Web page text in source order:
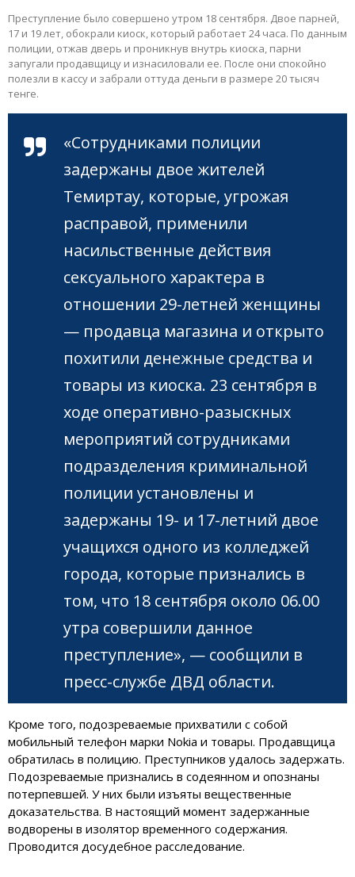
Преступление было совершено утром 18 сентября. Двое парней,
17 и 19 лет, обокрали киоск, который работает 24 часа. По данным
полиции, отжав дверь и проникнув внутрь киоска, парни
запугали продавщицу и изнасиловали ее. После они спокойно
полезли в кассу и забрали оттуда деньги в размере 20 тысяч
тенге.
«Сотрудниками полиции
задержаны двое жителей
Темиртау, которые, угрожая
расправой, применили
насильственные действия
сексуального характера в
отношении 29-летней женщины
— продавца магазина и открыто
похитили денежные средства и
товары из киоска. 23 сентября в
ходе оперативно-разыскных
мероприятий сотрудниками
подразделения криминальной
полиции установлены и
задержаны 19- и 17-летний двое
учащихся одного из колледжей
города, которые признались в
том, что 18 сентября около 06.00
утра совершили данное
преступление», — сообщили в
пресс-службе ДВД области.
Кроме того, подозреваемые прихватили с собой
мобильный телефон марки Nokia и товары. Продавщица
обратилась в полицию. Преступников удалось задержать.
Подозреваемые признались в содеянном и опознаны
потерпевшей. У них были изъяты вещественные
доказательства. В настоящий момент задержанные
водворены в изолятор временного содержания.
Проводится досудебное расследование.